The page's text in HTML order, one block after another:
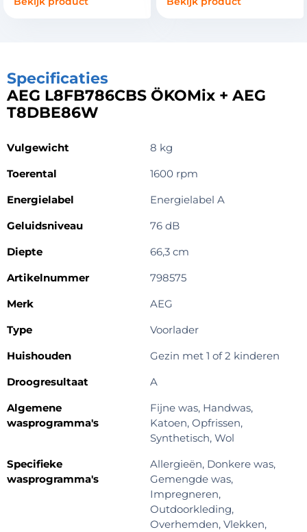
Specificaties
AEG L8FB786CBS ÖKOMix + AEG
T8DBE86W
Vulgewicht
8 kg
Toerental
1600 rpm
Energielabel
Energielabel A
Geluidsniveau
76 dB
Diepte
66,3 cm
Artikelnummer
798575
Merk
AEG
Type
Voorlader
Huishouden
Gezin met 1 of 2 kinderen
Droogresultaat
A
Algemene
wasprogramma's
Fijne was, Handwas,
Katoen, Opfrissen,
Synthetisch, Wol
Specifieke
wasprogramma's
Allergieën, Donkere was,
Gemengde was,
Impregneren,
Outdoorkleding,
Overhemden, Vlekken,